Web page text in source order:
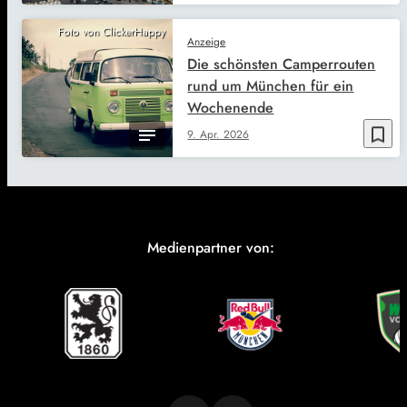
Foto von ClickerHappy
bookmark_border
Anzeige
9. Apr. 2026
Die schönsten Camperrouten
rund um München für ein
Wochenende
Medienpartner von: